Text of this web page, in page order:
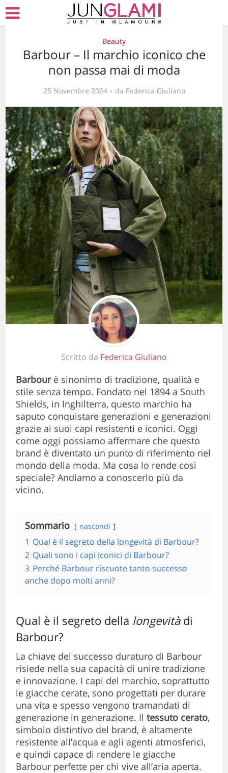
Beauty
Barbour – Il marchio iconico che
non passa mai di moda
25 Novembre 2024 da Federica Giuliano
Scritto da Federica Giuliano
Barbourè sinonimo di tradizione, qualità e
stile senza tempo. Fondato nel 1894 a South
Shields, in Inghilterra, questo marchio ha
saputo conquistare generazioni e generazioni
grazie ai suoi capi resistenti e iconici. Oggi
come oggi possiamo affermare che questo
brand è diventato un punto di riferimento nel
mondo della moda. Ma cosa lo rende così
speciale? Andiamo a conoscerlo più da
vicino.
Sommario nascondi
1 Qual è il segreto della longevità di Barbour?
2 Quali sono i capi iconici di Barbour?
3 Perché Barbour riscuote tanto successo
anche dopo molti anni?
Qual è il segreto della longevitàdi
Barbour?
La chiave del successo duraturo di Barbour
risiede nella sua capacità di unire tradizione
e innovazione. I capi del marchio, soprattutto
le giacche cerate, sono progettati per durare
una vita e spesso vengono tramandati di
generazione in generazione. Iltessuto cerato,
simbolo distintivo del brand, è altamente
resistente all’acqua e agli agenti atmosferici,
e quindi capace di rendere le giacche
Barbour perfette per chi vive all’aria aperta.